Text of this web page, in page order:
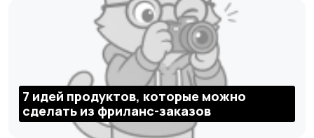
7 идей продуктов, которые можно
сделать из фриланс-заказов